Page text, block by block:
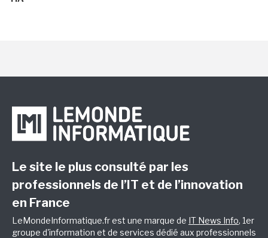
Le site le plus consulté par les
professionnels de l’IT et de l’innovation
en France
LeMondeInformatique.fr est une marque de IT News Info, 1er
groupe d'information et de services dédié aux professionnels